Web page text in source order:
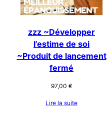
zzz ~Développer
l’estime de soi
~Produit de lancement
fermé
97,00 €
Lire la suite